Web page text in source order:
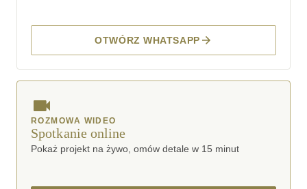
OTWÓRZ WHATSAPP
ROZMOWA WIDEO
Spotkanie online
Pokaż projekt na żywo, omów detale w 15 minut